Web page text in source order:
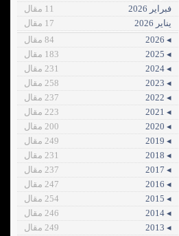
فبراير 2026
11 مقال
يناير 2026
17 مقال
◂ 2026
84 مقال
◂ 2025
183 مقال
◂ 2024
231 مقال
◂ 2023
258 مقال
◂ 2022
237 مقال
◂ 2021
223 مقال
◂ 2020
200 مقال
◂ 2019
249 مقال
◂ 2018
231 مقال
◂ 2017
237 مقال
◂ 2016
247 مقال
◂ 2015
254 مقال
◂ 2014
246 مقال
◂ 2013
249 مقال